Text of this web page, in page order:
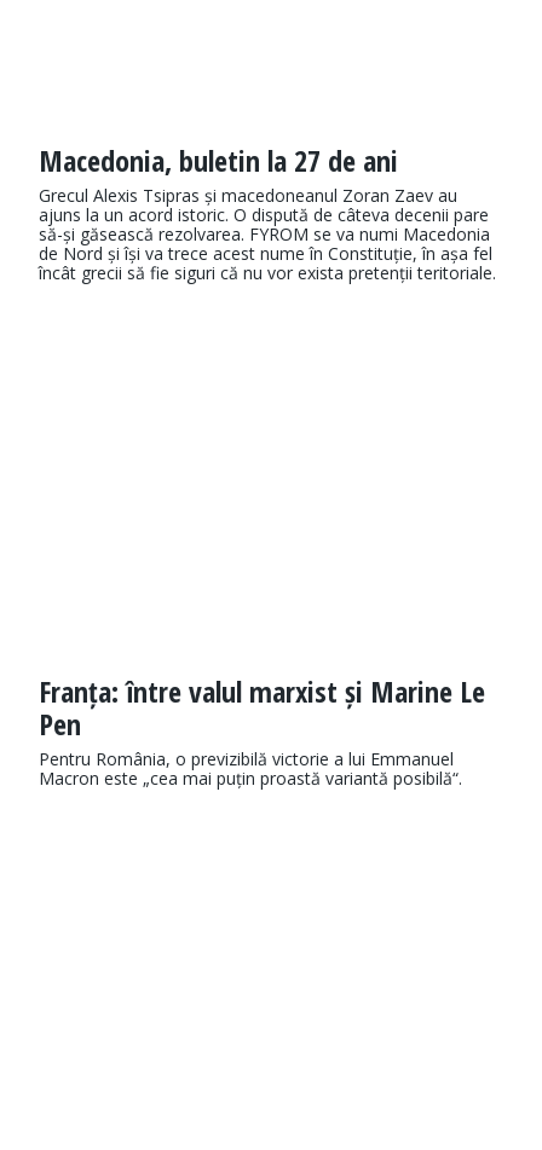
Macedonia, buletin la 27 de ani
Grecul Alexis Tsipras și macedoneanul Zoran Zaev au
ajuns la un acord istoric. O dispută de câteva decenii pare
să-și găsească rezolvarea. FYROM se va numi Macedonia
de Nord și își va trece acest nume în Constituție, în așa fel
încât grecii să fie siguri că nu vor exista pretenții teritoriale.
Franța: între valul marxist și Marine Le
Pen
Pentru România, o previzibilă victorie a lui Emmanuel
Macron este „cea mai puțin proastă variantă posibilă“.